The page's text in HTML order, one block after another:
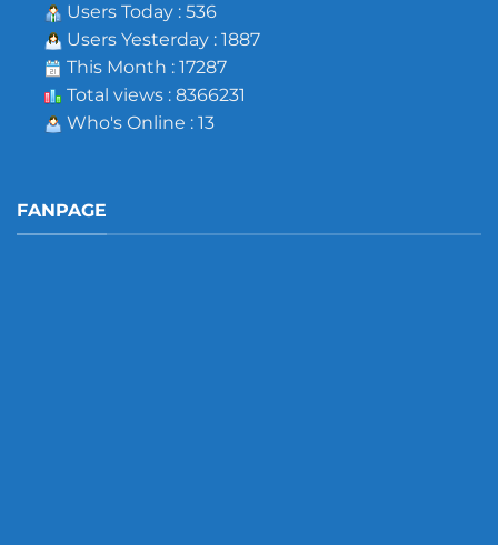
Users Today : 536
Users Yesterday : 1887
This Month : 17287
Total views : 8366231
Who's Online : 13
FANPAGE